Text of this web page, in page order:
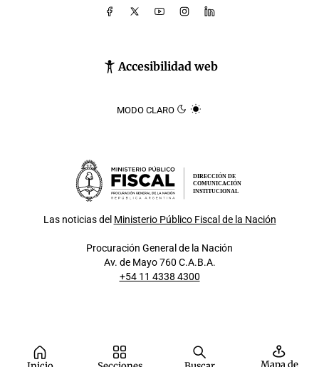
Mapa de
Accesibilidad web
MODO CLARO
DIRECCIÓN DE
COMUNICACIÓN
INSTITUCIONAL
Las noticias del Ministerio Público Fiscal de la Nación
Procuración General de la Nación
Av. de Mayo 760 C.A.B.A.
+54 11 4338 4300